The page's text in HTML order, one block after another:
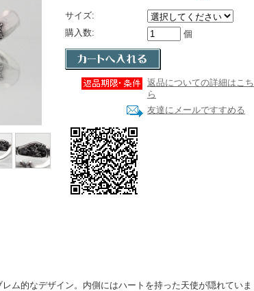
サイズ:
購入数:
個
返品についての詳細はこち
ら
友達にメールですすめる
ム的なデザイン。内側にはハートを持った天使が隠れていま